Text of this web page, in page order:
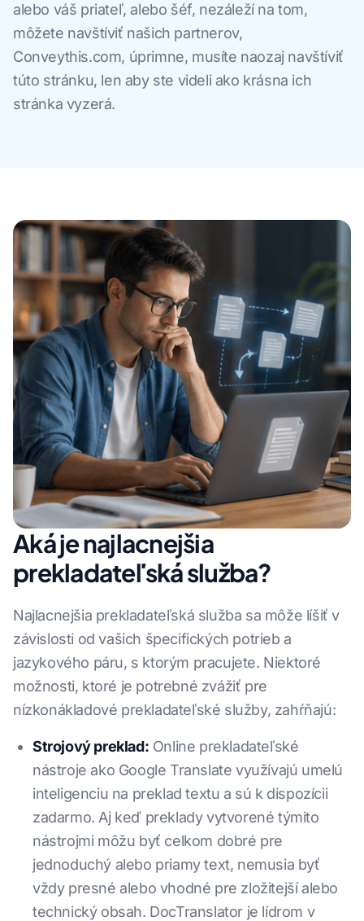
alebo váš priateľ, alebo šéf, nezáleží na tom,
môžete navštíviť našich partnerov,
Conveythis.com, úprimne, musíte naozaj navštíviť
túto stránku, len aby ste videli ako krásna ich
stránka vyzerá.
Aká je najlacnejšia
prekladateľská služba?
Najlacnejšia prekladateľská služba sa môže líšiť v
závislosti od vašich špecifických potrieb a
jazykového páru, s ktorým pracujete. Niektoré
možnosti, ktoré je potrebné zvážiť pre
nízkonákladové prekladateľské služby, zahŕňajú:
Strojový preklad: Online prekladateľské
nástroje ako Google Translate využívajú umelú
inteligenciu na preklad textu a sú k dispozícii
zadarmo. Aj keď preklady vytvorené týmito
nástrojmi môžu byť celkom dobré pre
jednoduchý alebo priamy text, nemusia byť
vždy presné alebo vhodné pre zložitejší alebo
technický obsah. DocTranslator je lídrom v